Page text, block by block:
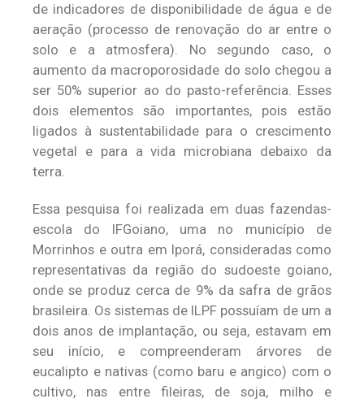
de indicadores de disponibilidade de água e de
aeração (processo de renovação do ar entre o
solo e a atmosfera). No segundo caso, o
aumento da macroporosidade do solo chegou a
ser 50% superior ao do pasto-referência. Esses
dois elementos são importantes, pois estão
ligados à sustentabilidade para o crescimento
vegetal e para a vida microbiana debaixo da
terra.
Essa pesquisa foi realizada em duas fazendas-
escola do IFGoiano, uma no município de
Morrinhos e outra em Iporá, consideradas como
representativas da região do sudoeste goiano,
onde se produz cerca de 9% da safra de grãos
brasileira. Os sistemas de ILPF possuíam de um a
dois anos de implantação, ou seja, estavam em
seu início, e compreenderam árvores de
eucalipto e nativas (como baru e angico) com o
cultivo, nas entre fileiras, de soja, milho e